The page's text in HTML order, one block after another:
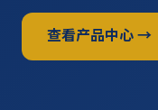
查看产品中心 →